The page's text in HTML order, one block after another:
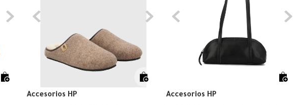
Accesorios HP
Accesorios HP